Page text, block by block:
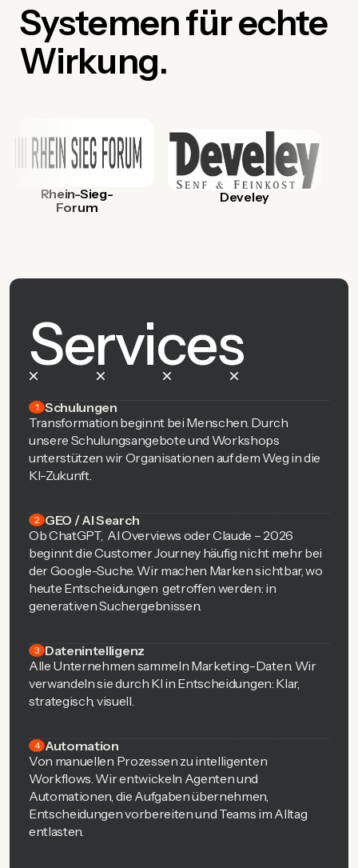
Systemen für echte
Wirkung.
Rhein-Sieg-
Forum
Develey
Services
1 Schulungen
Transformation beginnt bei Menschen. Durch
unsere Schulungsangebote und Workshops
unterstützen wir Organisationen auf dem Weg in die
KI-Zukunft.
2 GEO / AI Search
Ob ChatGPT, AI Overviews oder Claude – 2026
beginnt die Customer Journey häufig nicht mehr bei
der Google-Suche. Wir machen Marken sichtbar, wo
heute Entscheidungen getroffen werden: in
generativen Suchergebnissen.
3 Datenintelligenz
Alle Unternehmen sammeln Marketing-Daten. Wir
verwandeln sie durch KI in Entscheidungen: Klar,
strategisch, visuell.
4 Automation
Von manuellen Prozessen zu intelligenten
Workflows. Wir entwickeln Agenten und
Automationen, die Aufgaben übernehmen,
Entscheidungen vorbereiten und Teams im Alltag
entlasten.